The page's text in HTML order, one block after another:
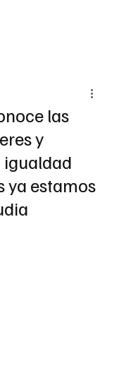
las
y
igualdad
ya estamos